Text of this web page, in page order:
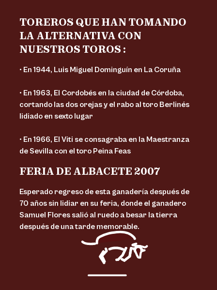
TOREROS QUE HAN TOMANDO
LA ALTERNATIVA CON
NUESTROS TOROS :
• En 1944, Luis Miguel Dominguín en La Coruña
• En 1963, El Cordobés en la ciudad de Córdoba,
cortando las dos orejas y el rabo al toro Berlinés
lidiado en sexto lugar
• En 1966, El Viti se consagraba en la Maestranza
de Sevilla con el toro Peina Feas
FERIA DE ALBACETE 2007
Esperado regreso de esta ganadería después de
70 años sin lidiar en su feria, donde el ganadero
Samuel Flores salió al ruedo a besar la tierra
después de una tarde memorable.